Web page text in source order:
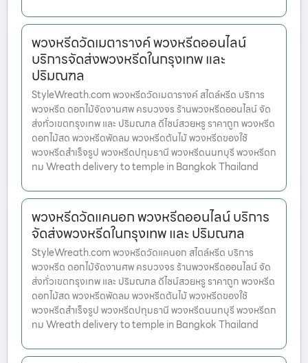
พวงหรีดวัดเมตารางค์ พวงหรีดออนไลน์
บริการจัดส่งพวงหรีดในกรุงเทพ และ
ปริมณฑล
StyleWreath.com พวงหรีดวัดเมตารางค์ สไตล์หรีด บริการ
พวงหรีด ดอกไม้จัดงานศพ ครบวงจร ร้านพวงหรีดออนไลน์ จัด
ส่งทั่วเขตกรุงเทพ และ ปริมณฑล ดีไซน์สวยหรู ราคาถูก พวงหรีด
ดอกไม้สด พวงหรีดพัดลม พวงหรีดต้นไม้ พวงหรีดของใช้
พวงหรีดสำเร็จรูป พวงหรีดปทุมธานี พวงหรีดนนทบุรี พวงหรีดก
ทม Wreath delivery to temple in Bangkok Thailand
พวงหรีดวัดแคนอก พวงหรีดออนไลน์ บริการ
จัดส่งพวงหรีดในกรุงเทพ และ ปริมณฑล
StyleWreath.com พวงหรีดวัดแคนอก สไตล์หรีด บริการ
พวงหรีด ดอกไม้จัดงานศพ ครบวงจร ร้านพวงหรีดออนไลน์ จัด
ส่งทั่วเขตกรุงเทพ และ ปริมณฑล ดีไซน์สวยหรู ราคาถูก พวงหรีด
ดอกไม้สด พวงหรีดพัดลม พวงหรีดต้นไม้ พวงหรีดของใช้
พวงหรีดสำเร็จรูป พวงหรีดปทุมธานี พวงหรีดนนทบุรี พวงหรีดก
ทม Wreath delivery to temple in Bangkok Thailand